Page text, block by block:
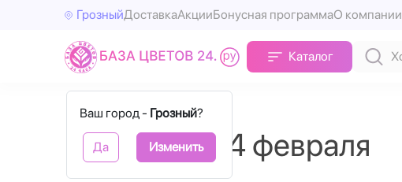
ГрозныйДоставкаАкцииБонусная программаО компании
Каталог
Ваш город - Грозный?
Да Изменить
Букеты на 14 февраля